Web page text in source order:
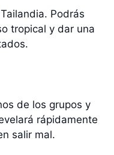
Podrás
tropical y dar una
de los grupos y
rápidamente
salir mal.